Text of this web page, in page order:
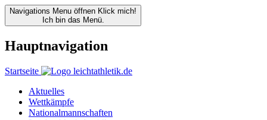
Navigations Menu öffnen Klick mich!
Ich bin das Menü.
Hauptnavigation
Startseite
Aktuelles
Wettkämpfe
Nationalmannschaften